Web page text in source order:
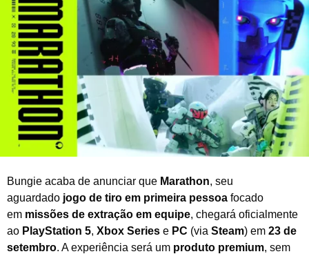
i
l
d
e
2
0
5
Bungie acaba de anunciar que Marathon, seu
aguardado jogo de tiro em primeira pessoa focado
em missões de extração em equipe, chegará oficialmente
ao PlayStation 5, Xbox Series e PC (via Steam) em 23 de
setembro. A experiência será um produto premium, sem